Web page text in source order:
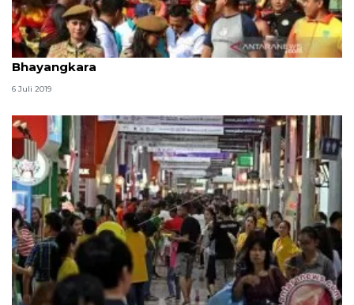
Batalion Arhanud 6 Jakut gelar perayaan HUT
Bhayangkara
6 Juli 2019